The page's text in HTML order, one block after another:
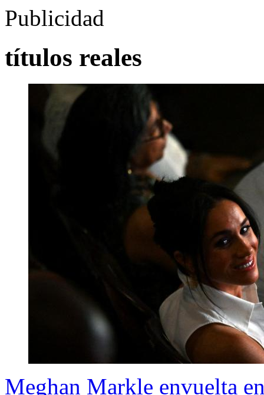
Publicidad
títulos reales
Meghan Markle envuelta